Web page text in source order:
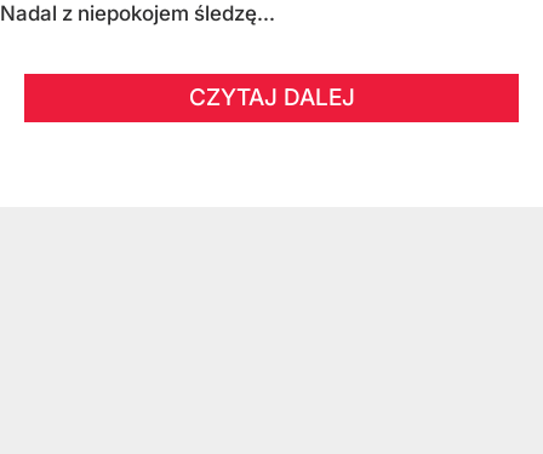
Nadal z niepokojem śledzę...
CZYTAJ DALEJ